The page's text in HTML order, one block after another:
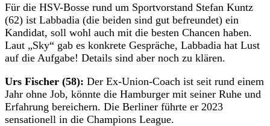
Für die HSV-Bosse rund um Sportvorstand Stefan Kuntz
(62) ist Labbadia (die beiden sind gut befreundet) ein
Kandidat, soll wohl auch mit die besten Chancen haben.
Laut „Sky“ gab es konkrete Gespräche, Labbadia hat Lust
auf die Aufgabe! Details sind aber noch zu klären.
Urs Fischer (58): Der Ex-Union-Coach ist seit rund einem
Jahr ohne Job, könnte die Hamburger mit seiner Ruhe und
Erfahrung bereichern. Die Berliner führte er 2023
sensationell in die Champions League.